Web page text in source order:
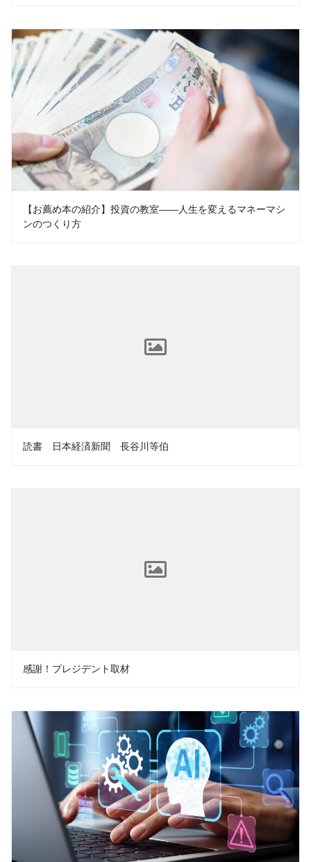
【お薦め本の紹介】投資の教室――人生を変えるマネーマシ
ンのつくり方
読書 日本経済新聞 長谷川等伯
感謝！プレジデント取材